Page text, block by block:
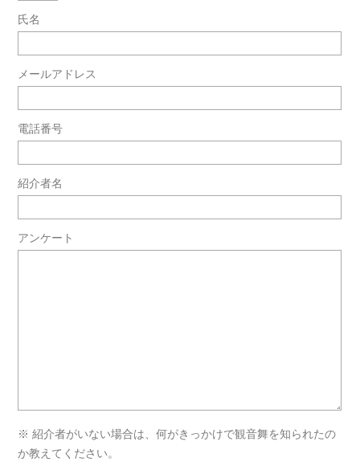
氏名
メールアドレス
電話番号
紹介者名
アンケート
※ 紹介者がいない場合は、何がきっかけで観音舞を知られたの
か教えてください。